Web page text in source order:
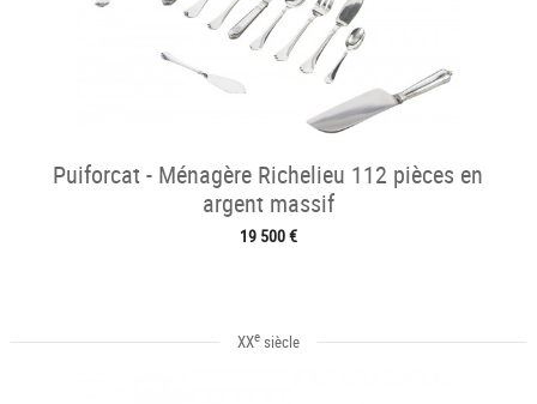
Puiforcat - Ménagère Richelieu 112 pièces en
argent massif
19 500 €
XXesiècle